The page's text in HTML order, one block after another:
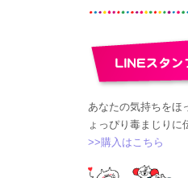
あなたの気持ちをほ
ょっぴり毒まじりに
>>購入はこちら